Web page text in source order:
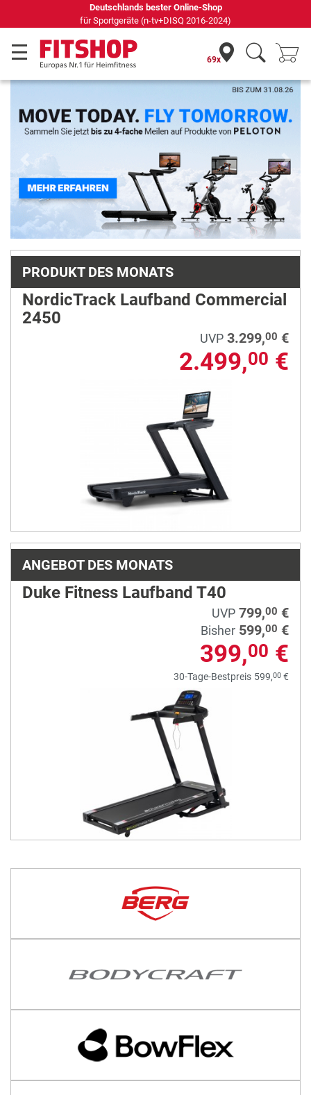
69 Fachmärkte vor Ort mit 75 eigenen Servicetechnikern
69x
Previous Next
PRODUKT DES MONATS
NordicTrack Laufband Commercial
2450
UVP 3.299,00 €
2.499,00 €
ANGEBOT DES MONATS
Duke Fitness Laufband T40
UVP 799,00 €
Bisher 599,00 €
399,00 €
30-Tage-Bestpreis 599,00 €